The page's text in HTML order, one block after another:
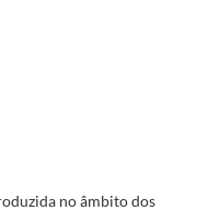
no âmbito dos